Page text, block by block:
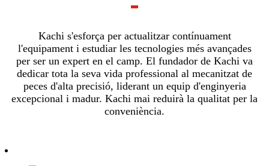
Kachi s'esforça per actualitzar contínuament
l'equipament i estudiar les tecnologies més avançades
per ser un expert en el camp. El fundador de Kachi va
dedicar tota la seva vida professional al mecanitzat de
peces d'alta precisió, liderant un equip d'enginyeria
excepcional i madur. Kachi mai reduirà la qualitat per la
conveniència.